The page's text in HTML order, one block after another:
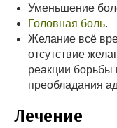
Уменьшение
Головная боль.
Желание всё
отсутствие
реакции борьбы
преобладания
Лечение